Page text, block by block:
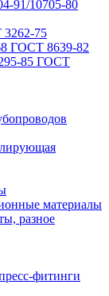
91/10705-80
75
ГОСТ 8639-82
85 ГОСТ
материалы
разное
фитинги